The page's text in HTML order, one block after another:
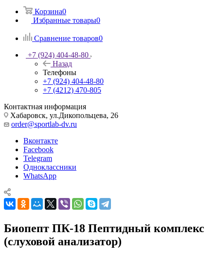
Корзина0
Избранные товары0
Сравнение товаров0
+7 (924) 404-48-80
Назад
Телефоны
+7 (924) 404-48-80
+7 (4212) 470-805
Контактная информация
Хабаровск, ул.Дикопольцева, 26
order@sportlab-dv.ru
Вконтакте
Facebook
Telegram
Одноклассники
WhatsApp
Биопепт ПК-18 Пептидный комплекс
(слуховой анализатор)